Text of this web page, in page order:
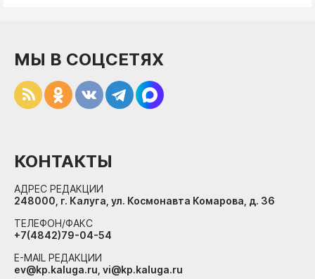
МЫ В СОЦСЕТЯХ
КОНТАКТЫ
АДРЕС РЕДАКЦИИ
248000, г. Калуга, ул. Космонавта Комарова, д. 36
ТЕЛЕФОН/ФАКС
+7(4842)79-04-54
E-MAIL РЕДАКЦИИ
ev@kp.kaluga.ru, vi@kp.kaluga.ru